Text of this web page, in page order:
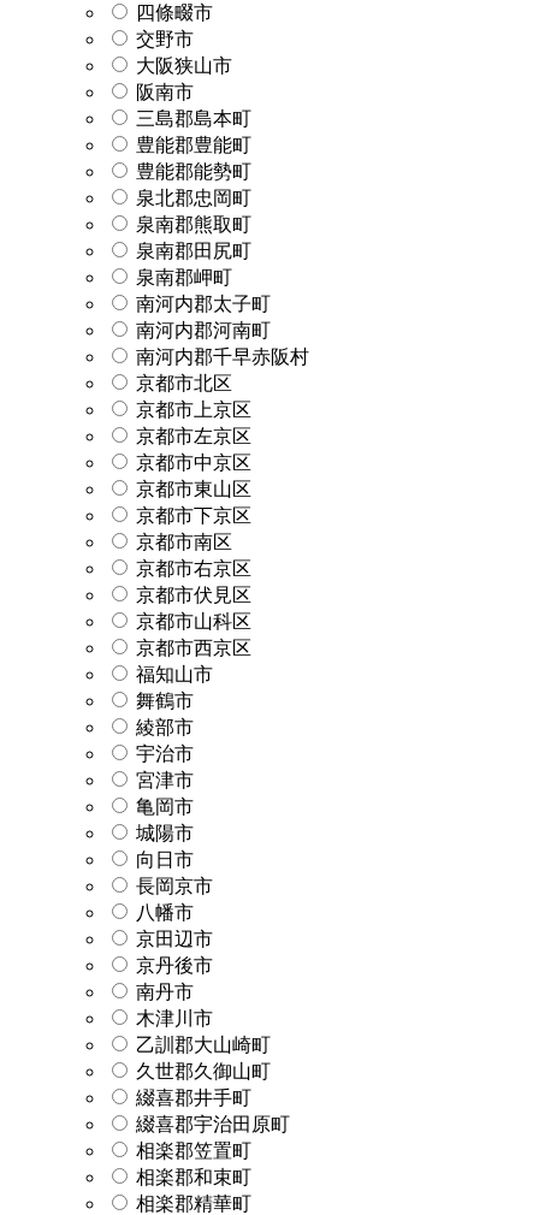
四條畷市
交野市
大阪狭山市
阪南市
三島郡島本町
豊能郡豊能町
豊能郡能勢町
泉北郡忠岡町
泉南郡熊取町
泉南郡田尻町
泉南郡岬町
南河内郡太子町
南河内郡河南町
南河内郡千早赤阪村
京都市北区
京都市上京区
京都市左京区
京都市中京区
京都市東山区
京都市下京区
京都市南区
京都市右京区
京都市伏見区
京都市山科区
京都市西京区
福知山市
舞鶴市
綾部市
宇治市
宮津市
亀岡市
城陽市
向日市
長岡京市
八幡市
京田辺市
京丹後市
南丹市
木津川市
乙訓郡大山崎町
久世郡久御山町
綴喜郡井手町
綴喜郡宇治田原町
相楽郡笠置町
相楽郡和束町
相楽郡精華町